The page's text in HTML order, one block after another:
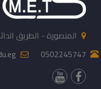
المنصورة - الطريق
0502245747